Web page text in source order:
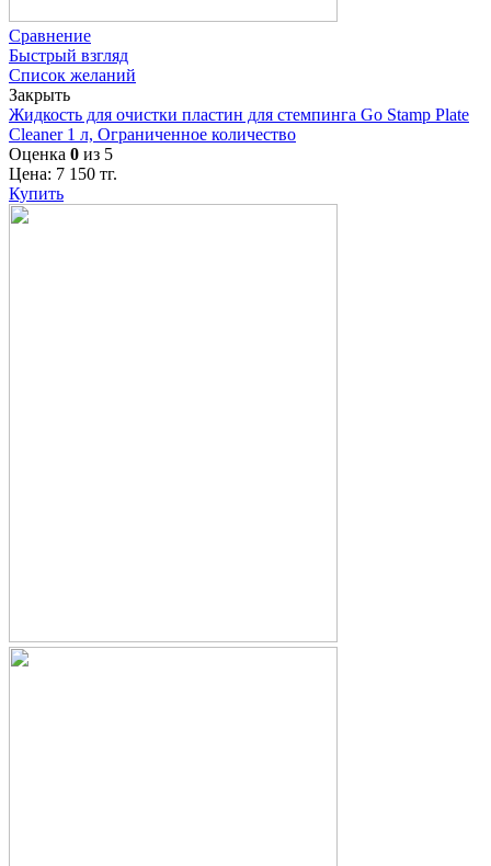
Сравнение
Быстрый взгляд
Список желаний
Закрыть
Жидкость для очистки пластин для стемпинга Go Stamp Plate
Cleaner 1 л, Ограниченное количество
Оценка 0 из 5
Цена: 7 150 тг.
Купить